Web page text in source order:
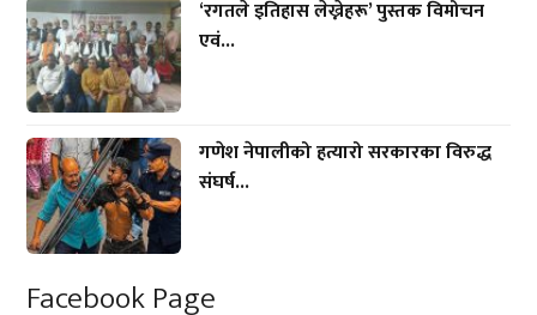
‘रगतले इतिहास लेख्नेहरू’ पुस्तक विमोचन
एवं...
गणेश नेपालीको हत्यारो सरकारका विरुद्ध
संघर्ष...
Facebook Page